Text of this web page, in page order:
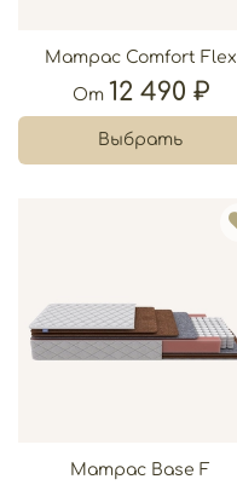
Матрас Comfort Flex
От 12 490 ₽
Выбрать
Матрас Base F